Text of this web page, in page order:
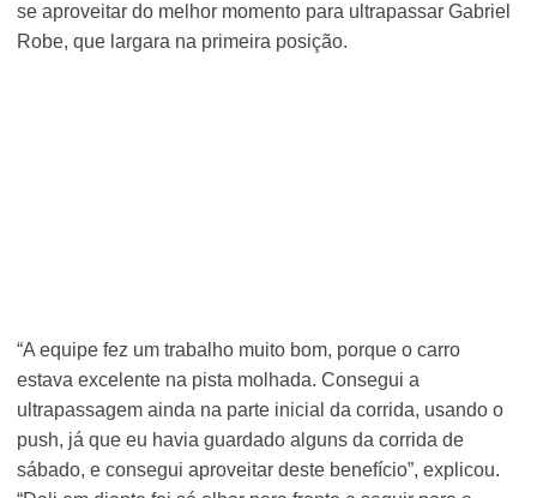
se aproveitar do melhor momento para ultrapassar Gabriel
Robe, que largara na primeira posição.
“A equipe fez um trabalho muito bom, porque o carro
estava excelente na pista molhada. Consegui a
ultrapassagem ainda na parte inicial da corrida, usando o
push, já que eu havia guardado alguns da corrida de
sábado, e consegui aproveitar deste benefício”, explicou.